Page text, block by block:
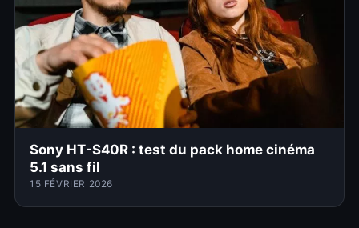
Sony HT-S40R : test du pack home cinéma
5.1 sans fil
15 FÉVRIER 2026